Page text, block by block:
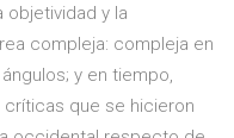
objetividad y la
compleja: compleja en
y en tiempo,
que se hicieron